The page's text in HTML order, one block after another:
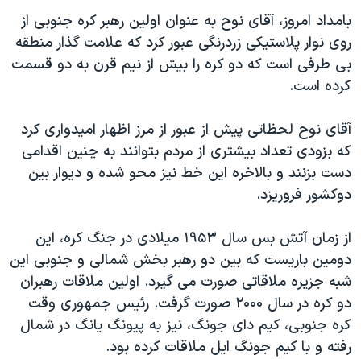
تریبونال مردمی آبان ۹۸
دادگاه حمید نوری
چهل سال گروگان‌گیری
اعتراضات مردمی آبان ۹۸
اسرائیل در جنگ
نرگس محمدی برنده جایزه نوبل صلح
صفحه‌های ویژه
سفر پرزیدنت ترامپ به چین
بامداد امروز، آقای نوح به عنوان اولين رهبر کره جنوبی از
روی نوار پلاستيکی زردرنگی عبور کرد که علامت گذار منطقه
بی طرفی است که دو کره را بيش از نيم قرن به دو قسمت
کرده است.
آقای نوح لحظاتی پيش از عبور از مرز اظهار اميدواری کرد
که بزودی تعداد بيشتری از مردم بتوانند به چنين اقدامی
دست بزنند و بالاخره اين خط نيز محو شده و ديوار بين
دوکشور فروريزد.
از زمان آتش بس سال ۱۹۵۳ ميلادی در جنگ کره، اين
دومين باريست که بين دو رهبر بخش شمالی و جنوبی اين
شبه جزيره ملاقاتی صورت می گيرد. اولين ملاقات رهبران
دو کره در سال ۲۰۰۰ صورت گرفت. رئيس جمهوری وقت
کره جنوبی، کيم دای جونگ، نيز به پيونگ يانگ در شمال
رفته و با کيم جونگ ايل ملاقات کرده بود.